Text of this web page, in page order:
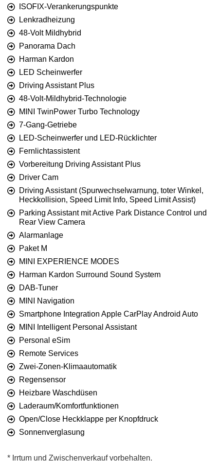
ISOFIX-Verankerungspunkte
Lenkradheizung
48-Volt Mildhybrid
Panorama Dach
Harman Kardon
LED Scheinwerfer
Driving Assistant Plus
48-Volt-Mildhybrid-Technologie
MINI TwinPower Turbo Technology
7-Gang-Getriebe
LED-Scheinwerfer und LED-Rücklichter
Fernlichtassistent
Vorbereitung Driving Assistant Plus
Driver Cam
Driving Assistant (Spurwechselwarnung, toter Winkel,
Heckkollision, Speed Limit Info, Speed Limit Assist)
Parking Assistant mit Active Park Distance Control und
Rear View Camera
Alarmanlage
Paket M
MINI EXPERIENCE MODES
Harman Kardon Surround Sound System
DAB-Tuner
MINI Navigation
Smartphone Integration Apple CarPlay Android Auto
MINI Intelligent Personal Assistant
Personal eSim
Remote Services
Zwei-Zonen-Klimaautomatik
Regensensor
Heizbare Waschdüsen
Laderaum/Komfortfunktionen
Open/Close Heckklappe per Knopfdruck
Sonnenverglasung
* Irrtum und Zwischenverkauf vorbehalten.